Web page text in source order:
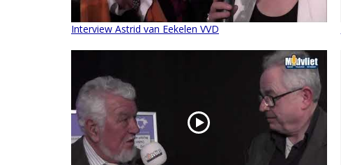
Interview Astrid van Eekelen VVD